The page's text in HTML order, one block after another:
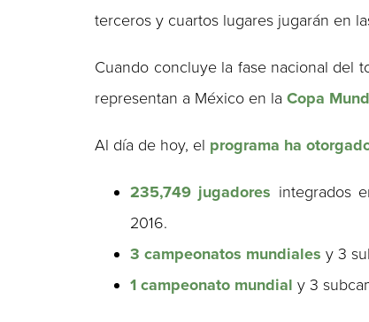
terceros y cuartos lugares jugarán en
Cuando concluye la fase nacional del
representan a México en laCopa
Al día de hoy, el programa ha
235,749 jugadores integrados
2016.
3 campeonatos mundiales y 3
1 campeonato mundial y 3